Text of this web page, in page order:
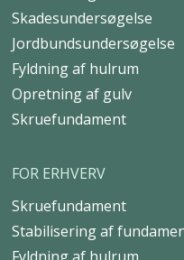
FOR PRIVATE
Stabilisering af fundament
Skadesundersøgelse
Fyldning af hulrum
Skruefundament